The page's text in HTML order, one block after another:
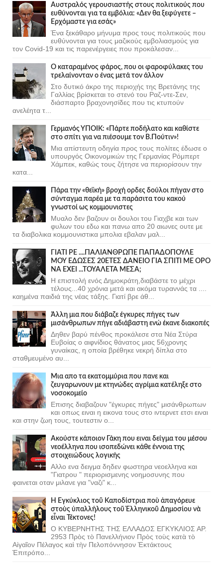
Αυστραλός γερουσιαστής στους πολιτικούς που
ευθύνονται για τα εμβόλια: «Δεν θα ξεφύγετε –
Ερχόμαστε για εσάς»
Ένα ξεκάθαρο μήνυμα προς τους πολιτικούς που
ευθύνονται για τους μαζικούς εμβολιασμούς για
τον Covid-19 και τις παρενέργειες που προκάλεσαν...
Ο καταραμένος φάρος, που οι φαροφύλακες του
τρελαίνονταν ο ένας μετά τον άλλον
Στο δυτικό άκρο της περιοχής της Βρετάνης της
Γαλλίας βρίσκεται το στενό του Ραζ-ντε-Σεν,
διάσπαρτο βραχονησίδες που τις κτυπούν
ανελέητα τ...
Γερμανός ΥΠΟΙΚ: «Πάρτε ποδήλατο και καθίστε
στο σπίτι για να πιέσουμε τον Β.Πούτιν»!
Μια απίστευτη οδηγία προς τους πολίτες έδωσε ο
υπουργός Οικονομικών της Γερμανίας Ρόμπερτ
Χάμπεκ, καθώς τους ζήτησε να περιορίσουν την
κατα...
Πάρα την «θεϊκή» βροχή ορδες δούλοι πήγαν στο
σύνταγμα παρέα με τα παράσιτα του κακού
γνωστοί ως κομμουνιστες
Μυαλο δεν βαζουν οι δουλοι του Γιαχβε και των
φυλων του εδω και πανω απο 20 αιωνες ουτε με
τα διαβολικα κομμουνιστικα μπολια εβαλαν μαλ...
ΓΙΑΤΙ ΡΕ ....ΠΑΛΙΑΝΘΡΩΠΕ ΠΑΠΑΔΟΠΟΥΛΕ
ΜΟΥ ΕΔΩΣΕΣ 20ΕΤΕΣ ΔΑΝΕΙΟ ΓΙΑ ΣΠΙΤΙ ΜΕ ΟΡΟ
ΝΑ ΕΧΕΙ ...ΤΟΥΑΛΕΤΑ ΜΕΣΑ;
Η επιστολή ενός Δημοκράτη,διαβάστε το μέχρι
τέλους...40 χρόνια μετά και ακόμα τυραννάς τα ....
καημένα παιδιά της νέας τάξης. Γιατί βρε άθ...
Άλλη μια που διάβαζε έγκυρες πήγες των
μισάνθρωπων πήγε αδιάβαστη ενώ έκανε διακοπές
Δηθεν βαρύ πένθος προκάλεσε στα Νέα Στύρα
Ευβοίας ο αιφνίδιος θάνατος μιας 56χρονης
γυναίκας, η οποία βρέθηκε νεκρή δίπλα στο
σταθμευμένο αυ...
Μια απο τα εκατομμύρια που πανε και
ζευγαρωνουν με κτηνώδες αγρίμια κατέληξε στο
νοσοκομείο
Επισης διαβαζουν "έγκυρες πήγες" μισάνθρωπων
και οπως ειναι η εικονα τους στο ιντερνετ ετσι ειναι
και στην ζωη τους, τουτεστιν ο...
Ακούστε κάποιον Γάκη που ειναι δείγμα του μέσου
νεοέλληνα που ισοπεδώνει κάθε έννοια της
στοιχειώδους λογικής
Αλλο ενα δειγμα δηδεν φωστηρα νεοελληνα και
"Γιατρου " περιορισμενης νοημοσυνης που
φαινεται οταν μιλανε για "ναζι" κ...
Ἡ Ἐγκύκλιος τοῦ Καποδίστρια ποὺ ἀπαγόρευε
στοὺς ὑπαλλήλους τοῦ Ἑλληνικοῦ Δημοσίου νὰ
εἶναι Τέκτονες!
Ο ΚΥΒΕΡΝΗΤΗΣ ΤΗΣ ΕΛΛΑΔΟΣ ΕΓΚΥΚΛΙΟΣ ΑΡ.
2953 Πρὸς τὸ Πανελλήνιον Πρὸς τοὺς κατὰ τὸ
Αἰγαῖον Πέλαγος καὶ τὴν Πελοπόννησον Ἐκτάκτους
Ἐπιτρόπο...